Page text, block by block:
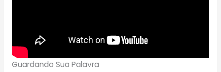
Guardando Sua Palavra